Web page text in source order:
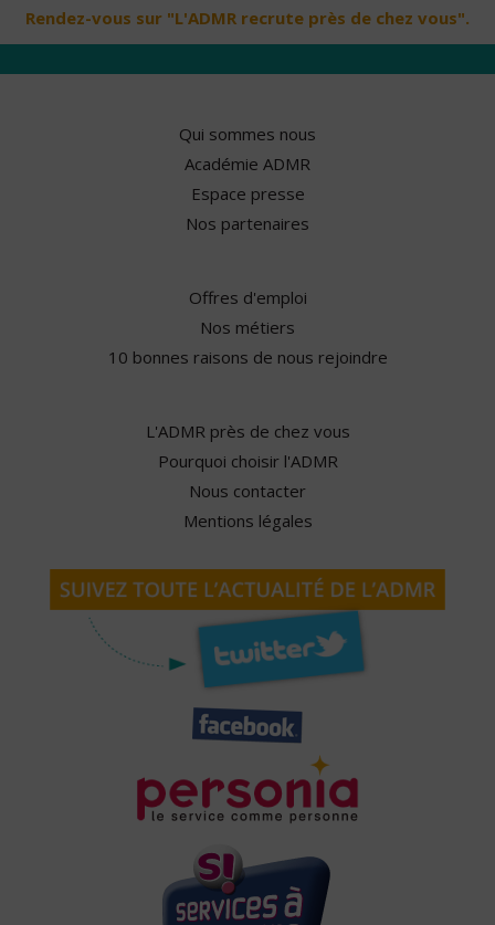
Rendez-vous sur "L'ADMR recrute près de chez vous".
Qui sommes nous
Académie ADMR
Espace presse
Nos partenaires
Offres d'emploi
Nos métiers
10 bonnes raisons de nous rejoindre
L'ADMR près de chez vous
Pourquoi choisir l'ADMR
Nous contacter
Mentions légales